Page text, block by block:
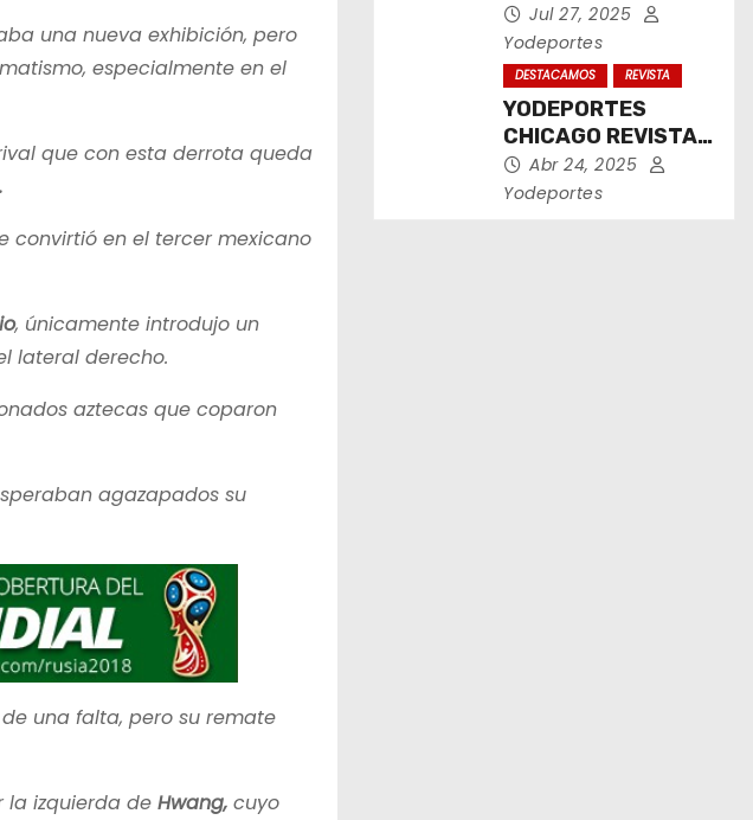
una nueva exhibición, pero
especialmente en el
que con esta derrota queda
convirtió en el tercer mexicano
, únicamente introdujo un
lateral derecho.
aztecas que coparon
agazapados su
una falta, pero su remate
la izquierda de Hwang, cuyo
CHICAGO JULIO
2025
Jul 27, 2025
Yodeportes
DESTACAMOS REVISTA
YODEPORTES
CHICAGO REVISTA
IMPRESA ABRIL
2025
Abr 24, 2025
Yodeportes